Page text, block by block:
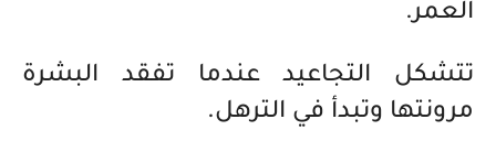
العمر.
تتشكل التجاعيد عندما تفقد البشرة
مرونتها وتبدأ في الترهل.